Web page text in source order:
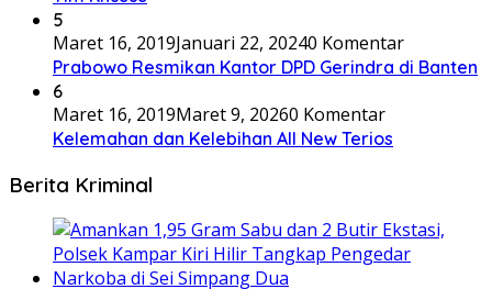
5
Maret 16, 2019Januari 22, 20240 Komentar
Prabowo Resmikan Kantor DPD Gerindra di Banten
6
Maret 16, 2019Maret 9, 20260 Komentar
Kelemahan dan Kelebihan All New Terios
Berita Kriminal